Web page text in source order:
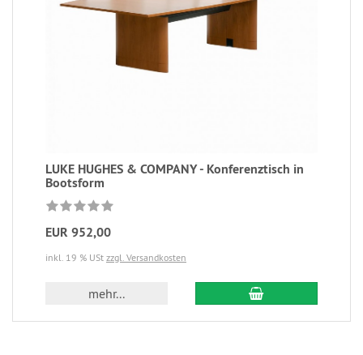
LUKE HUGHES & COMPANY - Konferenztisch in
Bootsform
EUR 952,00
inkl. 19 % USt zzgl. Versandkosten
mehr...